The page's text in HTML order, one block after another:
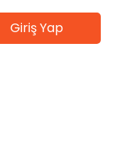
Giriş Yap